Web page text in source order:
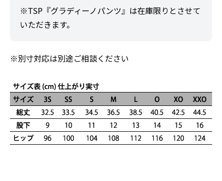
※TSP『グラディーノパンツ』は在庫限りとさせて
いただきます。
※別寸対応は別途ご相談ください